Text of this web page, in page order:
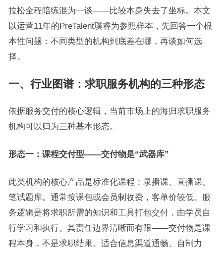
拉松全程陪练混为一谈——比较本身失去了坐标。本文
以运营11年的PreTalent璞睿为参照样本，先回答一个根
本性问题：不同类型的机构到底差在哪，再谈如何选
择。
一、行业图谱：求职服务机构的三种形态
依据服务交付的核心逻辑，当前市场上的海归求职服务
机构可以归为三种基本形态。
形态一：课程交付型——交付物是“武器库”
此类机构的核心产品是标准化课程：录播课、直播课、
笔试题库。通常按课包或会员制收费，客单价较低。服
务逻辑是将求职所需的知识和工具打包交付，由学员自
行学习和执行。其责任边界清晰而有限——交付物是课
程本身，不是求职结果。适合信息渠道通畅、自制力